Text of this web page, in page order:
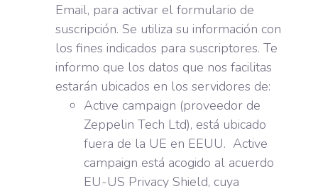
Email, para activar el formulario de
suscripción. Se utiliza su información con
los fines indicados para suscriptores. Te
informo que los datos que nos facilitas
estarán ubicados en los servidores de:
Active campaign (proveedor de
Zeppelin Tech Ltd), está ubicado
fuera de la UE en EEUU. Active
campaign está acogido al acuerdo
EU-US Privacy Shield, cuya